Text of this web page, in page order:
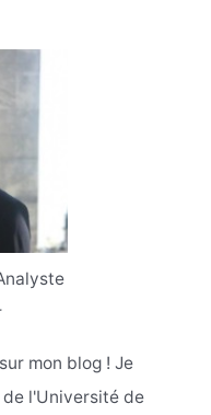
mon blog ! Je
de l'Université de